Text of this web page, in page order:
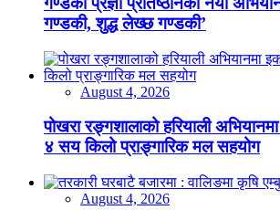
गण्डकी, शुद्ध लेख्छ गण्डकी’
August 4, 2026
पोखरा रङ्गशालाको हरियाली
४ सय किलो प्राङ्गारिक मल सहयोग
August 4, 2026